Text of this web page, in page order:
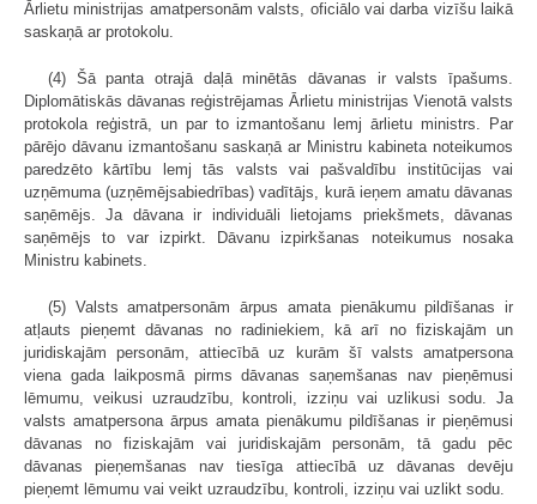
Ārlietu ministrijas amatpersonām valsts, oficiālo vai darba vizīšu laikā
saskaņā ar protokolu.
(4) Šā panta otrajā daļā minētās dāvanas ir valsts īpašums.
Diplomātiskās dāvanas reģistrējamas Ārlietu ministrijas Vienotā valsts
protokola reģistrā, un par to izmantošanu lemj ārlietu ministrs. Par
pārējo dāvanu izmantošanu saskaņā ar Ministru kabineta noteikumos
paredzēto kārtību lemj tās valsts vai pašvaldību institūcijas vai
uzņēmuma (uzņēmējsabiedrības) vadītājs, kurā ieņem amatu dāvanas
saņēmējs. Ja dāvana ir individuāli lietojams priekšmets, dāvanas
saņēmējs to var izpirkt. Dāvanu izpirkšanas noteikumus nosaka
Ministru kabinets.
(5) Valsts amatpersonām ārpus amata pienākumu pildīšanas ir
atļauts pieņemt dāvanas no radiniekiem, kā arī no fiziskajām un
juridiskajām personām, attiecībā uz kurām šī valsts amatpersona
viena gada laikposmā pirms dāvanas saņemšanas nav pieņēmusi
lēmumu, veikusi uzraudzību, kontroli, izziņu vai uzlikusi sodu. Ja
valsts amatpersona ārpus amata pienākumu pildīšanas ir pieņēmusi
dāvanas no fiziskajām vai juridiskajām personām, tā gadu pēc
dāvanas pieņemšanas nav tiesīga attiecībā uz dāvanas devēju
pieņemt lēmumu vai veikt uzraudzību, kontroli, izziņu vai uzlikt sodu.